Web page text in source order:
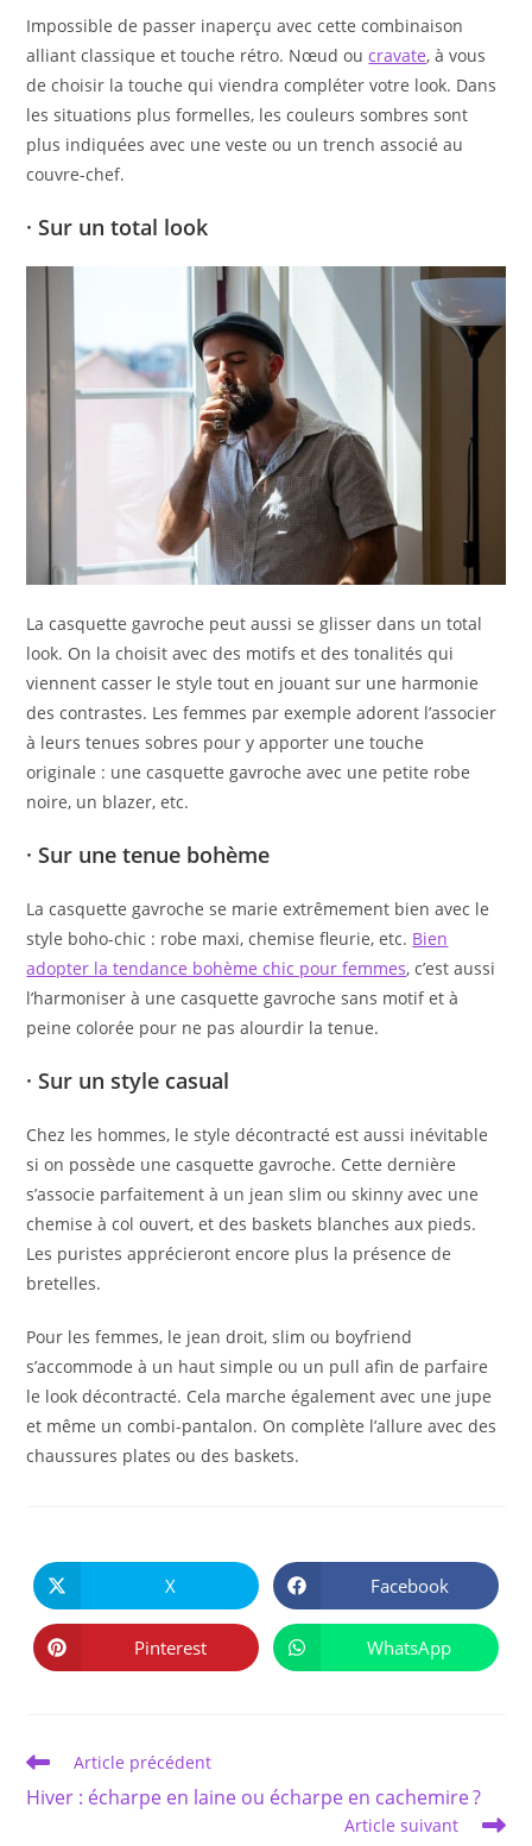
Impossible de passer inaperçu avec cette combinaison
alliant classique et touche rétro. Nœud oucravate, à vous
de choisir la touche qui viendra compléter votre look. Dans
les situations plus formelles, les couleurs sombres sont
plus indiquées avec une veste ou un trench associé au
couvre-chef.
· Sur un total look
La casquette gavroche peut aussi se glisser dans un total
look. On la choisit avec des motifs et des tonalités qui
viennent casser le style tout en jouant sur une harmonie
des contrastes. Les femmes par exemple adorent l’associer
à leurs tenues sobres pour y apporter une touche
originale : une casquette gavroche avec une petite robe
noire, un blazer, etc.
· Sur une tenue bohème
La casquette gavroche se marie extrêmement bien avec le
style boho-chic : robe maxi, chemise fleurie, etc. Bien
adopter la tendance bohème chic pour femmes, c’est aussi
l’harmoniser à une casquette gavroche sans motif et à
peine colorée pour ne pas alourdir la tenue.
· Sur un style casual
Chez les hommes, le style décontracté est aussi inévitable
si on possède une casquette gavroche. Cette dernière
s’associe parfaitement à un jean slim ou skinny avec une
chemise à col ouvert, et des baskets blanches aux pieds.
Les puristes apprécieront encore plus la présence de
bretelles.
Pour les femmes, le jean droit, slim ou boyfriend
s’accommode à un haut simple ou un pull afin de parfaire
le look décontracté. Cela marche également avec une jupe
et même un combi-pantalon. On complète l’allure avec des
chaussures plates ou des baskets.
CE
CONTENU
Ouvrir
dans
une
autre
fenêtre
X Ouvrir
dans
une
autre
fenêtre
Facebook
Ouvrir
dans
Pinterest Ouvrir
dans
WhatsApp
Read
articles
Article précédent
Hiver : écharpe en laine ou écharpe en cachemire ?
Article suivant